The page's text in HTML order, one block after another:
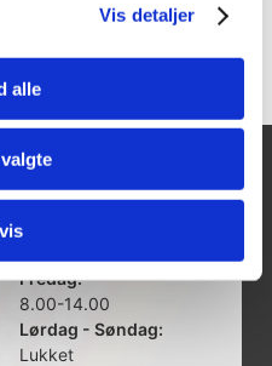
Vis detaljer
alle
Åbningstider
Mandag - Torsdag:
Fredag:
8.00-14.00
Lørdag - Søndag:
Lukket